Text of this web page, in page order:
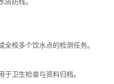
质防线。
全校多个饮水点的检测任务。
于卫生检查与资料归档。